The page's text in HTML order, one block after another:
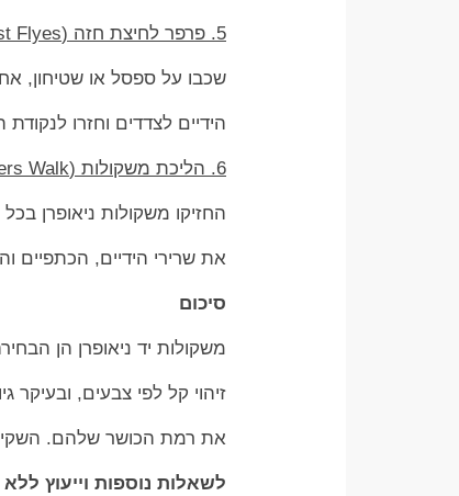
5. פרפר לחיצת חזה (Chest Flyes)
שכבו על ספסל או שטיחון,
הידיים לצדדים וחזרו
6. הליכת משקולות (Farmers Walk)
החזיקו משקולות ניאופרן
את שרירי הידיים, הכתפיים
סיכום
משקולות יד ניאופרן הן
זיהוי קל לפי צבעים,
את רמת הכושר שלהם. השקיעו
לשאלות נוספות וייעוץ ללא עלות